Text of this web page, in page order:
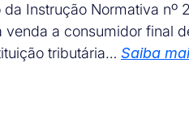
Instrução Normativa nº
venda a consumidor final
tributária… Saiba